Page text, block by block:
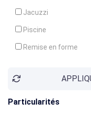
Jacuzzi
Piscine
Remise en forme
Soins du corps
Particularités